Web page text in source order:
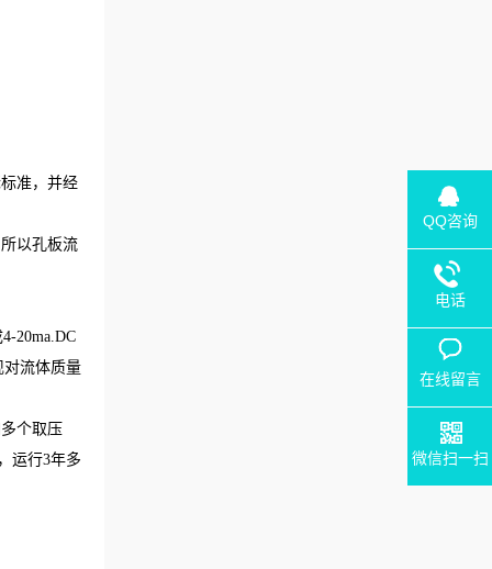
准，并经
以孔板流
20ma.DC
对流体质量
个取压
运行3年多
QQ咨询
电话
在线留言
微信扫一扫